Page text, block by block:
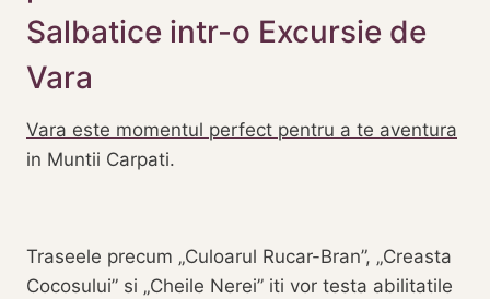
Salbatice intr-o Excursie de
Vara
Vara este momentul perfect pentru a te aventura
in Muntii Carpati.
Traseele precum „Culoarul Rucar-Bran”, „Creasta
Cocosului” si „Cheile Nerei” iti vor testa abilitatile